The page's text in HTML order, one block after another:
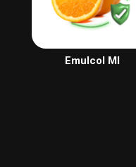
Emulcol MI